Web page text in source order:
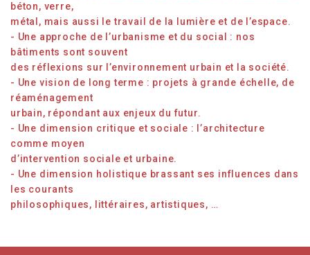
béton, verre,
métal, mais aussi le travail de la lumière et de l’espace.
- Une approche de l’urbanisme et du social : nos
bâtiments sont souvent
des réflexions sur l’environnement urbain et la société.
- Une vision de long terme : projets à grande échelle, de
réaménagement
urbain, répondant aux enjeux du futur.
- Une dimension critique et sociale : l’architecture
comme moyen
d’intervention sociale et urbaine.
- Une dimension holistique brassant ses influences dans
les courants
philosophiques, littéraires, artistiques, …